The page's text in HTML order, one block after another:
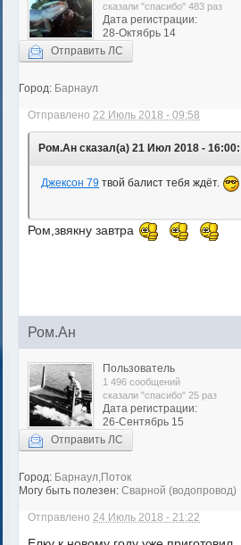
сказали "спасибо" 483 раз
Дата регистрации:
28-Октябрь 14
Отправить ЛС
Город: Барнаул
Отправлено22 Июль 2018 - 09:58
Ром.Ан сказал(а) 21 Июл 2018 - 16:00:
Джексон 79 твой балист тебя ждёт.
Ром,звякну завтра
Ром.Ан
Пользователь
1 496 сообщений
сказали "спасибо" 25 раз
Дата регистрации:
26-Сентябрь 15
Отправить ЛС
Город: Барнаул,Поток
Могу быть полезен: Сварной (водопровод)
Отправлено24 Июль 2018 - 21:22